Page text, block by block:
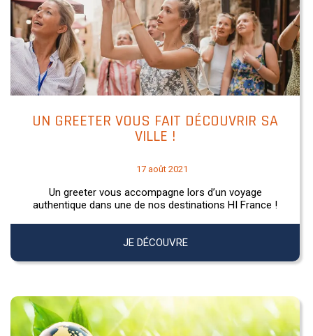
UN GREETER VOUS FAIT DÉCOUVRIR SA
VILLE !
17 août 2021
Un greeter vous accompagne lors d’un voyage
authentique dans une de nos destinations HI France !
JE DÉCOUVRE